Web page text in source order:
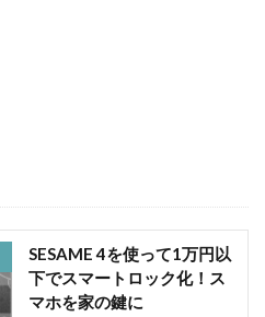
SESAME 4を使って1万円以
下でスマートロック化！ス
マホを家の鍵に